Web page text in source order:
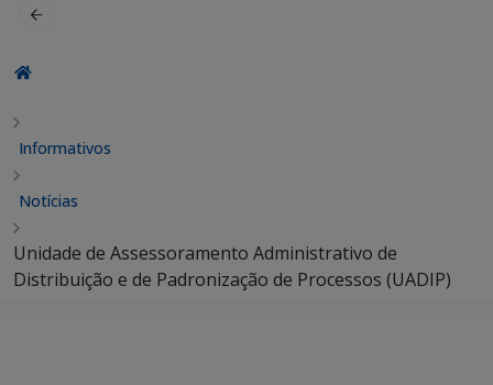
Informativos
Notícias
Unidade de Assessoramento Administrativo de
Distribuição e de Padronização de Processos (UADIP)